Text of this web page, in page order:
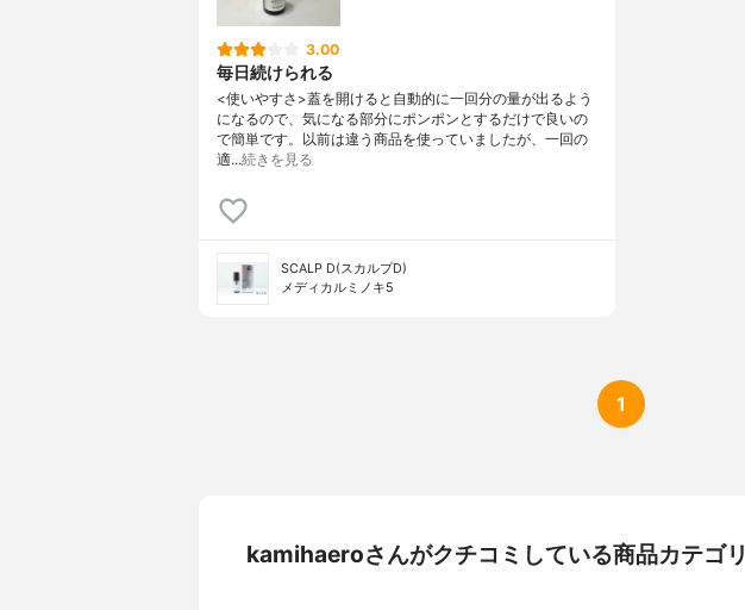
3.00
毎日続けられる
<使いやすさ>蓋を開けると自動的に一回分の量が出るよう
になるので、気になる部分にポンポンとするだけで良いの
で簡単です。以前は違う商品を使っていましたが、一回の
適…続きを見る
SCALP D(スカルプD)
メディカルミノキ5
1
kamihaeroさんがクチコミしている商品カテゴリ